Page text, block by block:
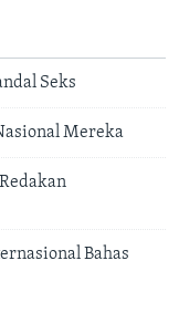
Seks
Mereka
Bahas